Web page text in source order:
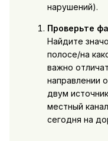
нарушений).
Проверьте
Найдите
полосе/на
важно
направлении
двум
местный
сегодня на